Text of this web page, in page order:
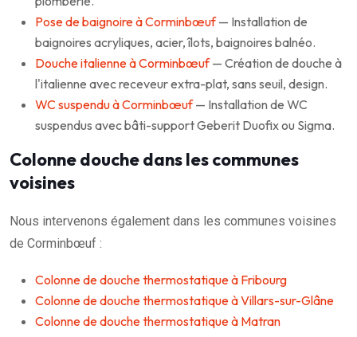
Pose de baignoire à Corminbœuf— Installation de
baignoires acryliques, acier, îlots, baignoires balnéo.
Douche italienne à Corminbœuf— Création de douche à
l'italienne avec receveur extra-plat, sans seuil, design.
WC suspendu à Corminbœuf— Installation de WC
suspendus avec bâti-support Geberit Duofix ou Sigma.
Colonne douche dans les communes
voisines
Nous intervenons également dans les communes voisines
de Corminbœuf :
Colonne de douche thermostatique à Fribourg
Colonne de douche thermostatique à Villars-sur-Glâne
Colonne de douche thermostatique à Matran